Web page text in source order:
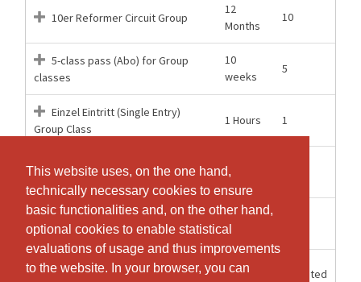
This website uses, on the one hand,
technically necessary cookies to ensure
basic functionalities and, on the other hand,
optional cookies to enable statistical
evaluations of usage and thus improvements
to the website. In your browser, you can
This website uses, on the one hand,
technically necessary cookies to ensure
basic functionalities and, on the other hand,
optional cookies to enable statistical
evaluations of usage and thus improvements
to the website. In your browser, you can
10er Reformer Circuit Group
12
Months
10
5-class pass (Abo) for Group
classes
10
weeks
5
Einzel Eintritt (Single Entry)
Group Class
1 Hours 1
Halbjahresabonnement 26
Eintritte für Gruppenkurse
12
Months
Trial Class / Schnupper Kurs for
Locals
1 weeks
Zermattbalance Monthly
1
Unlimited